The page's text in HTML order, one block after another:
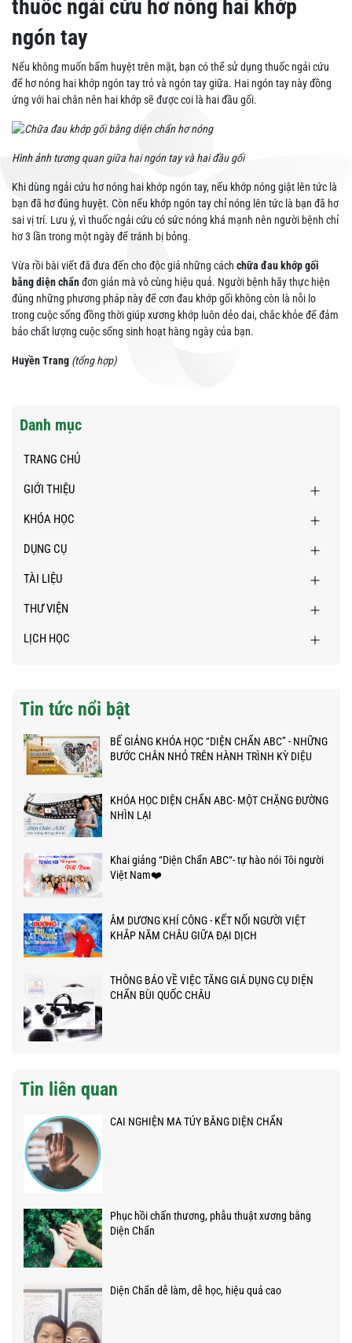
thuốc ngải cứu hơ nóng hai khớp
ngón tay
Nếu không muốn bấm huyệt trên mặt, bạn có thể sử dụng thuốc ngải cứu
để hơ nóng hai khớp ngón tay trỏ và ngón tay giữa. Hai ngón tay này đồng
ứng với hai chân nên hai khớp sẽ được coi là hai đầu gối.
Hình ảnh tương quan giữa hai ngón tay và hai đầu gối
Khi dùng ngải cứu hơ nóng hai khớp ngón tay, nếu khớp nóng giật lên tức là
bạn đã hơ đúng huyệt. Còn nếu khớp ngón tay chỉ nóng lên tức là bạn đã hơ
sai vị trí. Lưu ý, vì thuốc ngải cứu có sức nóng khá mạnh nên người bệnh chỉ
hơ 3 lần trong một ngày để tránh bị bỏng.
Vừa rồi bài viết đã đưa đến cho độc giả những cách chữa đau khớp gối
bằng diện chẩnđơn giản mà vô cùng hiệu quả. Người bệnh hãy thực hiện
đúng những phương pháp này để cơn đau khớp gối không còn là nỗi lo
trong cuộc sống đồng thời giúp xương khớp luôn dẻo dai, chắc khỏe để đảm
bảo chất lượng cuộc sống sinh hoạt hàng ngày của bạn.
Huyền Trang (tổng hợp)
Danh mục
TRANG CHỦ
GIỚI THIỆU
KHÓA HỌC
DỤNG CỤ
TÀI LIỆU
THƯ VIỆN
LỊCH HỌC
Tin tức nổi bật
BẾ GIẢNG KHÓA HỌC “DIỆN CHẨN ABC” - NHỮNG
BƯỚC CHÂN NHỎ TRÊN HÀNH TRÌNH KỲ DIỆU
KHÓA HỌC DIỆN CHẨN ABC- MỘT CHẶNG ĐƯỜNG
NHÌN LẠI
Khai giảng “Diện Chẩn ABC“- tự hào nói Tôi người
Việt Nam❤️
ÂM DƯƠNG KHÍ CÔNG - KẾT NỐI NGƯỜI VIỆT
KHẮP NĂM CHÂU GIỮA ĐẠI DỊCH
THÔNG BÁO VỀ VIỆC TĂNG GIÁ DỤNG CỤ DIỆN
CHẨN BÙI QUỐC CHÂU
Tin liên quan
CAI NGHIỆN MA TÚY BẰNG DIỆN CHẨN
Phục hồi chấn thương, phẫu thuật xương bằng
Diện Chẩn
Diện Chẩn dễ làm, dễ học, hiệu quả cao